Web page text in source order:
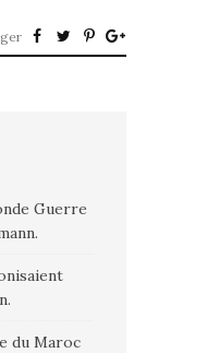
Guerre
du Maroc